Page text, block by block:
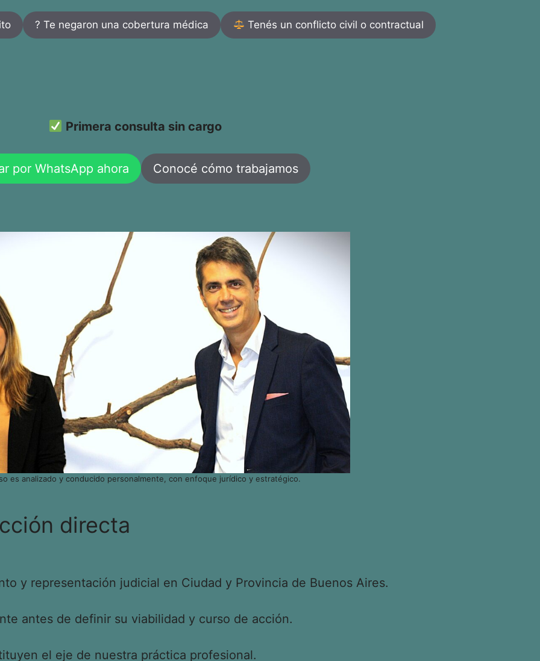
? Te negaron una cobertura médica Tenés un conflicto civil o contractual
Primera consulta sin cargo
por WhatsApp ahora Conocé cómo trabajamos
es analizado y conducido personalmente, con enfoque jurídico y estratégico.
directa
y representación judicial en Ciudad y Provincia de Buenos Aires.
antes de definir su viabilidad y curso de acción.
el eje de nuestra práctica profesional.